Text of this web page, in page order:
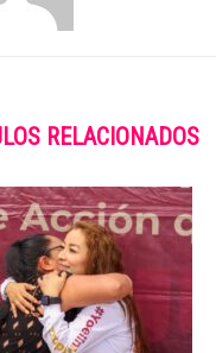
RELACIONADOS